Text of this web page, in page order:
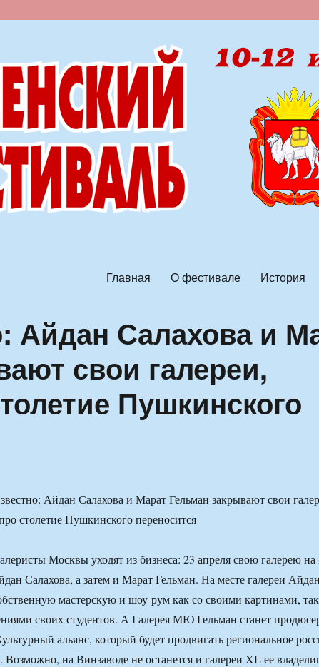
Главная О фестивале История
Айдан Салахова и
свои галереи,
Пушкинского
Москвы уходят из бизнеса: 23 апреля свою галерею
Салахова, а затем и Марат Гельман. На месте галереи
мастерскую и шоу-рум как со своими картинами,
своих студентов. А Галерея МЮ Гельман станет
альянс, который будет продвигать региональное
Возможно, на Винзаводе не останется и галереи XL ее